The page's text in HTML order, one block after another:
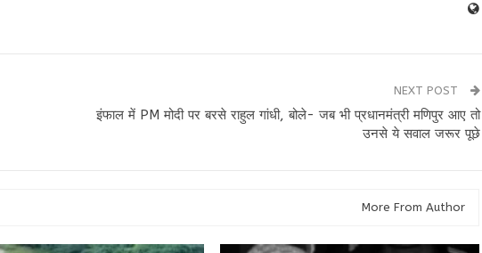
NEXT POST
इंफाल में PM मोदी पर बरसे राहुल गांधी, बोले- जब भी प्रधानमंत्री मणिपुर आए तो
उनसे ये सवाल जरूर पूछे
More From Author